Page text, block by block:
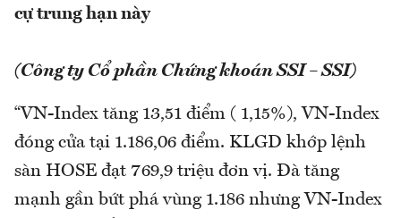
cự trung hạn này
(Công ty Cổ phần Chứng khoán SSI – SSI)
“VN-Index tăng 13,51 điểm ( 1,15%), VN-Index
đóng cửa tại 1.186,06 điểm. KLGD khớp lệnh
sàn HOSE đạt 769,9 triệu đơn vị. Đà tăng
mạnh gần bứt phá vùng 1.186 nhưng VN-Index